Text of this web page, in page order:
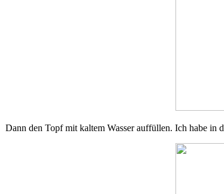
Dann den Topf mit kaltem Wasser auffüllen. Ich habe